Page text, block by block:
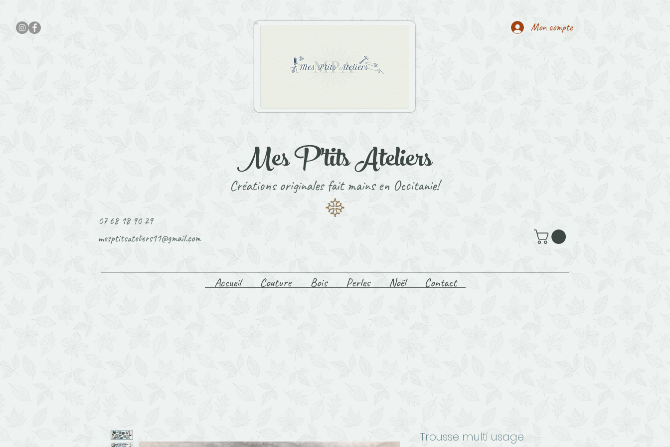
Mon compte
Mes P'tits Ateliers
Créations originales fait mains en Occitanie!
07 68 18 90 29
mesptitsateliers11@gmail.com
Accueil Couture Bois Perles Noël Contact
Trousse multi usage